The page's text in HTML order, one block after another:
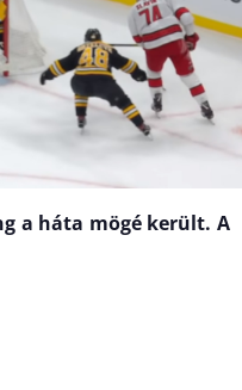
a háta mögé került. A